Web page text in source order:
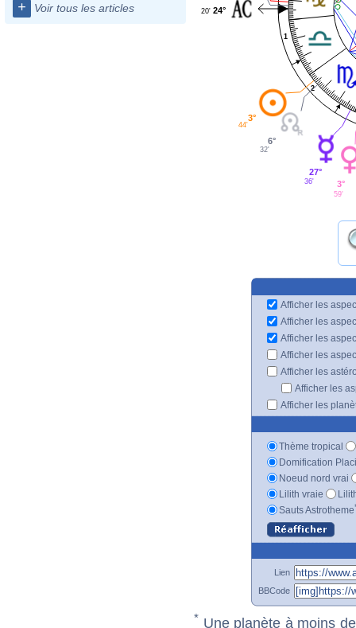
+ Voir tous les articles
1
2
24°
20'
3°
44'
6°
32'
27°
36' 3°
59'
Afficher les
Afficher les
Afficher les
Afficher les
Afficher les
Afficher les
Afficher les
Thème tropical
Domification
Noeud nord vrai
Lilith vraie
Sauts Astrotheme
Lien
BBCode
* Une planète à moins